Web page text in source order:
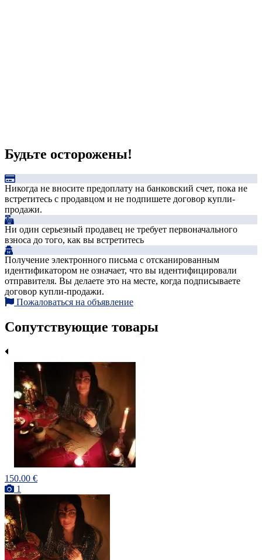
Будьте осторожены!
Никогда не вносите предоплату на банковский счет, пока не
встретитесь с продавцом и не подпишете договор купли-
продажи.
Ни один серьезный продавец не требует первоначального
взноса до того, как вы встретитесь
Получение электронного письма с отсканированным
идентификатором не означает, что вы идентифицировали
отправителя. Вы делаете это на месте, когда подписываете
договор купли-продажи.
Пожаловаться на объявление
Сопутствующие товары
150.00 €
1